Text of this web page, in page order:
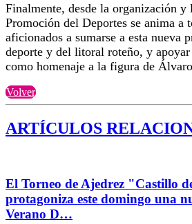
Finalmente, desde la organización y
Promoción del Deportes se anima a
aficionados a sumarse a esta nueva
deporte y del litoral roteño, y apoyar
como homenaje a la figura de
Volver
ARTÍCULOS
El Torneo de Ajedrez "Castillo
protagoniza este domingo una
Verano D…